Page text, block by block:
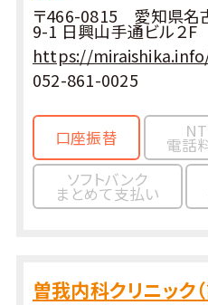
〒466-0815 愛知県名
9-1 日興山手通ビル２F
https://
052-861-0025
口座振替
電話
ソフトバンク
まとめて支払い
曽我内科クリニック